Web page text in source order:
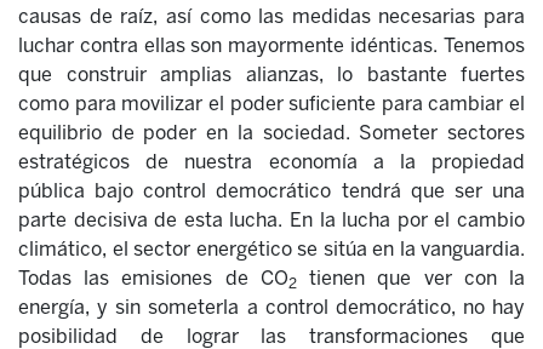
causas de raíz, así como las medidas necesarias para
luchar contra ellas son mayormente idénticas. Tenemos
que construir amplias alianzas, lo bastante fuertes
como para movilizar el poder suficiente para cambiar el
equilibrio de poder en la sociedad. Someter sectores
estratégicos de nuestra economía a la propiedad
pública bajo control democrático tendrá que ser una
parte decisiva de esta lucha. En la lucha por el cambio
climático, el sector energético se sitúa en la vanguardia.
Todas las emisiones de CO2tienen que ver con la
energía, y sin someterla a control democrático, no hay
posibilidad de lograr las transformaciones que